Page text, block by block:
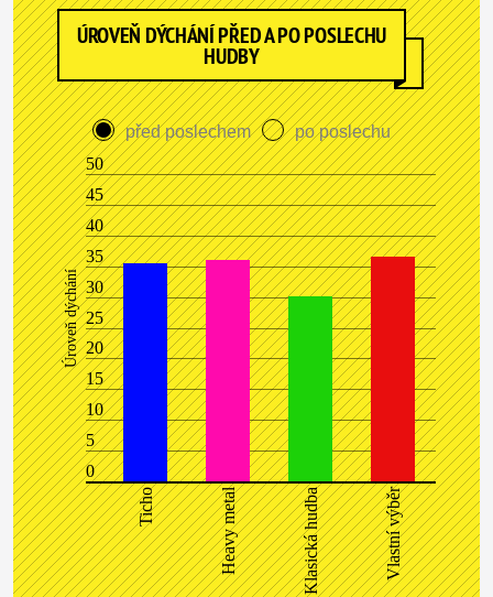
ÚROVEŇ DÝCHÁNÍ PŘED A PO POSLECHU
HUDBY
před poslechem
po poslechu
50
45
40
35
30
25
20
15
10
5
0
Ticho Heavy metal Klasická hudba Vlastní výběr
Úroveň dýchání